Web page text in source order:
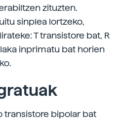
zituzten.
sinplea lortzeko,
T transistore bat, R
inprimatu bat horien
transistore bipolar bat